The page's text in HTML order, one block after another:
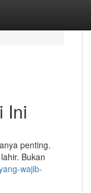
Ini
penting.
Bukan
wajib-